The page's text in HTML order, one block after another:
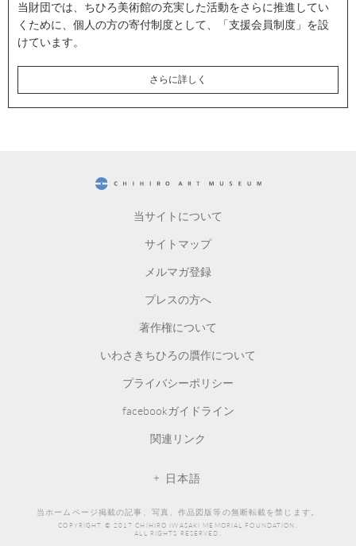
当財団では、ちひろ美術館の充実した活動をさらに推進してい
くために、個人の方の寄付制度として、「支援会員制度」を設
けています。
さらに詳しく
当サイトについて
サイトマップ
メルマガ登録
プレスの方へ
著作権について
いわさきちひろの贋作について
プライバシーポリシー
facebookガイドライン
関連リンク
日本語
当ホームページ掲載の記事、写真、作品図版等の無断転載を禁じます。
COPYRIGHT © 2017 CHIHIRO IWASAKI MEMORIAL FOUNDATION.
ALL RIGHTS RESERVED.